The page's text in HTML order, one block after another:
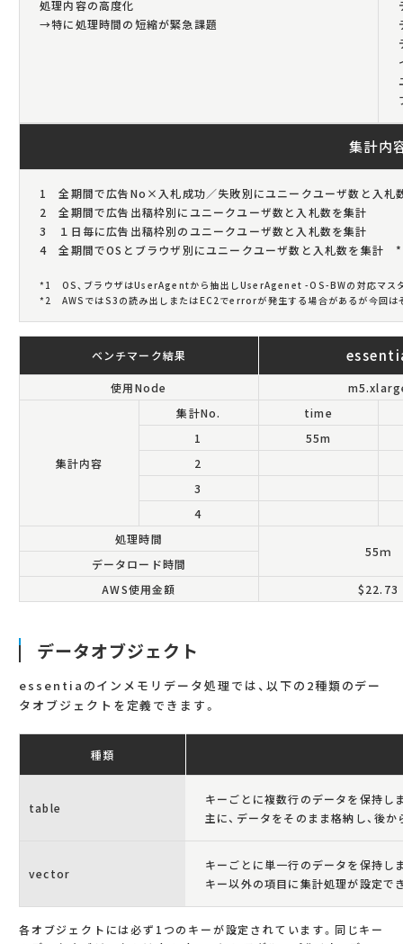
処理内容の高度化
→特に処理時間の短縮が緊急課題
集計内
1 全期間で広告No×入札成功／失敗別にユニークユーザ数と入札
2 全期間で広告出稿枠別にユニークユーザ数と入札数を集計
3 １日毎に広告出稿枠別のユニークユーザ数と入札数を集計
4 全期間でOSとブラウザ別にユニークユーザ数と入札数を集計
*1 OS、ブラウザはUserAgentから抽出しUserAgenet -OS-BWの対応マス
*2 AWSではS3の読み出しまたはEC2でerrorが発生する場合があるが今回は
ベンチマーク結果
使用Node
集計内容
集計No.
time
1
55m
2
3
4
処理時間
55ｍ
データロード時間
AWS使用金額
$22.73
データオブジェクト
essentiaのインメモリデータ処理では、以下の2種類のデー
タオブジェクトを定義できます。
種類
table
キーごとに複数行のデータを保持し
主に、データをそのまま格納し、後
vector
キーごとに単一行のデータを保持し
キー以外の項目に集計処理が設定で
各オブジェクトには必ず1つのキーが設定されています。同じキー